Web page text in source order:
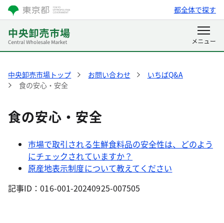
都全体で探す
中央卸売市場トップ お問い合わせ
いちばQ&A
食の安心・安全
食の安心・安全
市場で取引される生鮮食料品の安全性は、どのよう
にチェックされていますか？
原産地表示制度について教えてください
記事ID：016-001-20240925-007505